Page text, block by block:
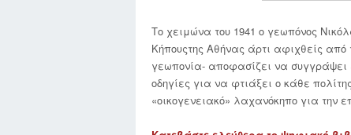
Το χειμώνα του 1941 ο γεωπόνος
Κήπουςτης Αθήνας άρτι αφιχθείς από
γεωπονία- αποφασίζει να συγγράψει
οδηγίες για να φτιάξει ο κάθε
«οικογενειακό» λαχανόκηπο για την